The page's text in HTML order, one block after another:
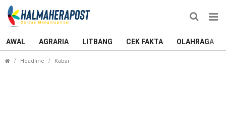
AWAL AGRARIA LITBANG CEK FAKTA OLAHRAGA
Headline Kabar